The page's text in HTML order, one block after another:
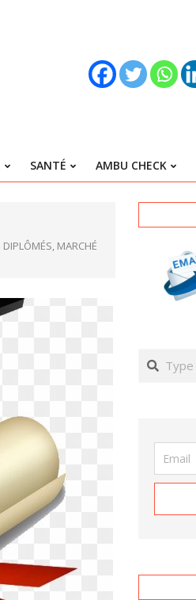
SANTÉ AMBU CHECK
DIPLÔMÉS, MARCHÉ
Search